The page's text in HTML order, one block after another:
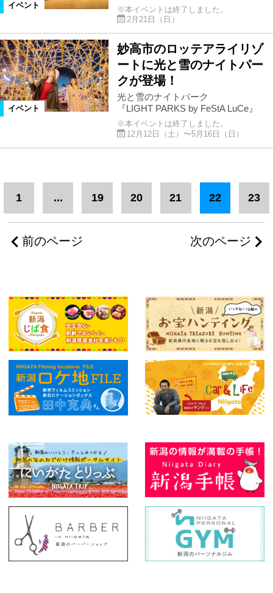
イベント
※本イベントは終了しました。
2月21日（日）
イベント
妙高市のロッテアライリゾ
ートに光と雪のナイトパー
クが登場！
光と雪のナイトパーク
『LIGHT PARKS by FeStA LuCe』
※本イベントは終了しました。
12月12日（土）〜5月16日（日）
前のページ
1 ... 19 20 21 22 23
次のページ